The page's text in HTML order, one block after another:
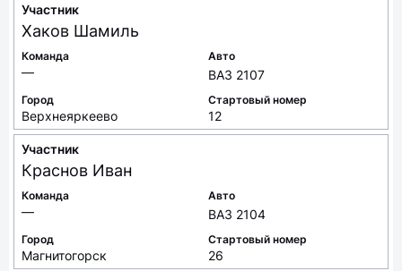
Участник
Хаков Шамиль
Команда
—
Авто
ВАЗ 2107
Город
Верхнеяркеево
Стартовый номер
12
Участник
Краснов Иван
Команда
—
Авто
ВАЗ 2104
Город
Магнитогорск
Стартовый номер
26